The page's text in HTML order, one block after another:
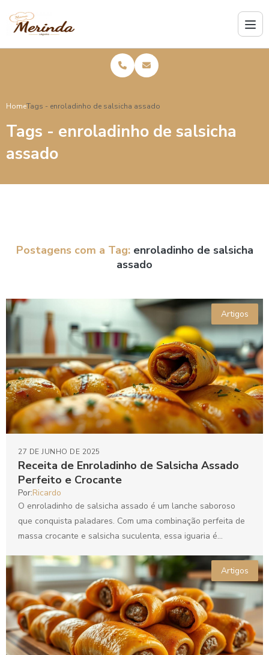
HomeTags - enroladinho de salsicha assado
Tags - enroladinho de salsicha
assado
Postagens com a Tag: enroladinho de salsicha
assado
Artigos
Receita de Enroladinho de Salsicha Assado
Perfeito e Crocante
27 DE JUNHO DE 2025
Por:Ricardo
O enroladinho de salsicha assado é um lanche saboroso
que conquista paladares. Com uma combinação perfeita de
massa crocante e salsicha suculenta, essa iguaria é...
Artigos